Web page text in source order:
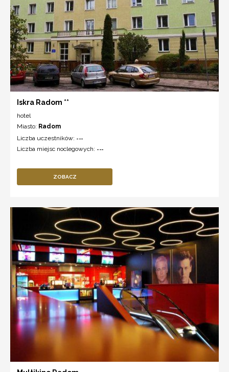
Iskra Radom **
hotel
Miasto: Radom
Liczba uczestników: ---
Liczba miejsc noclegowych: ---
ZOBACZ